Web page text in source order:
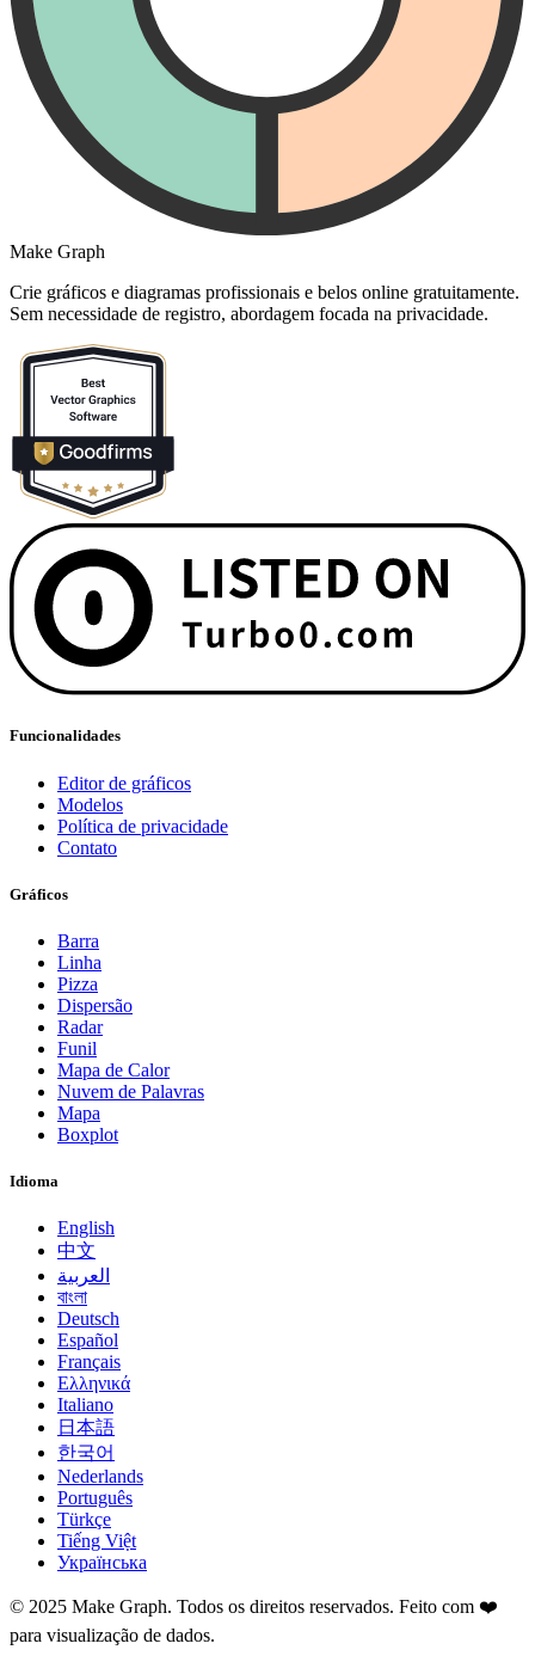
Make Graph
Crie gráficos e diagramas profissionais e belos online gratuitamente.
Sem necessidade de registro, abordagem focada na privacidade.
Funcionalidades
Editor de gráficos
Modelos
Política de privacidade
Contato
Gráficos
Barra
Linha
Pizza
Dispersão
Radar
Funil
Mapa de Calor
Nuvem de Palavras
Mapa
Boxplot
Idioma
English
中文
العربية
বাংলা
Deutsch
Español
Français
Ελληνικά
Italiano
日本語
한국어
Nederlands
Português
Türkçe
Tiếng Việt
Українська
© 2025 Make Graph. Todos os direitos reservados. Feito com ❤️
para visualização de dados.